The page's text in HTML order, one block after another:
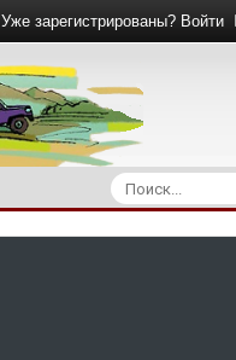
Уже зарегистрированы? Войти